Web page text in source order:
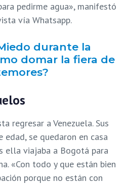
pedirme agua», manifestó
vía Whatsapp.
durante la
domar la fiera de
regresar a Venezuela. Sus
edad, se quedaron en casa
ella viajaba a Bogotá para
«Con todo y que están bien
porque no están con